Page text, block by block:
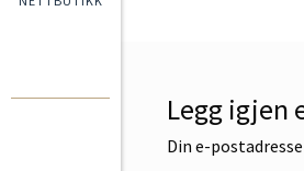
Legg igjen
Din e-